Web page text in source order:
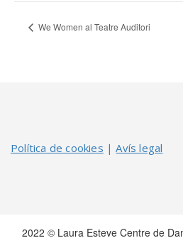
We Women al Teatre Auditori
Política de cookies |Avís legal
2022 © Laura Esteve Centre de